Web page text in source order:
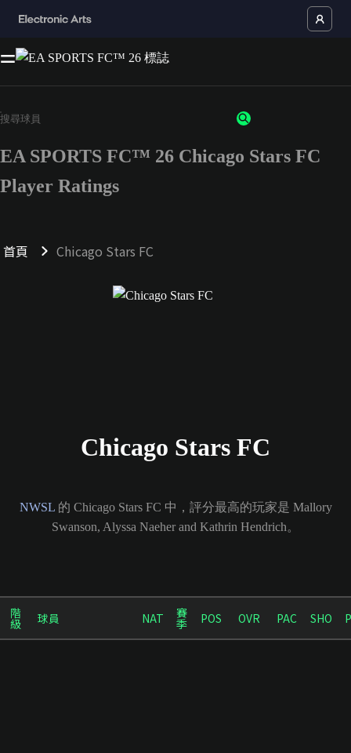
EA SPORTS FC™ 26 Chicago Stars FC
Player Ratings
首頁 Chicago Stars FC
Chicago Stars FC
NWSL的 Chicago Stars FC 中，評分最高的玩家是 Mallory
Swanson, Alyssa Naeher and Kathrin Hendrich。
階
級 球員 NAT 賽
季 POS OVR PAC SHO